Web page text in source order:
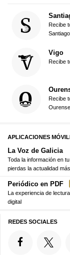
Recibe
Santiago
Vigo
Recibe
Recibe
Ourense
APLICACIONES
La Voz de Galicia
Toda la información en
pierdas la actualidad
Periódico en PDF
La experiencia de
digital
REDES SOCIALES